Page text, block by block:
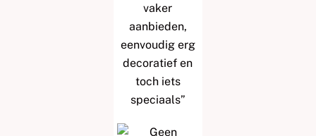
vaker
aanbieden,
eenvoudig erg
decoratief en
toch iets
speciaals”